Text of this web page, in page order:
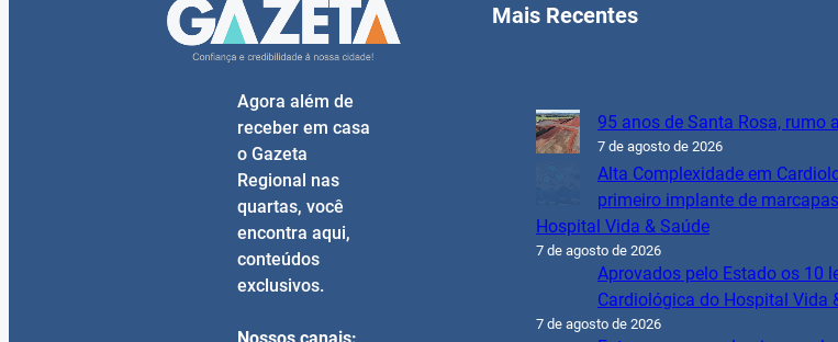
Agora além de
receber em casa
o Gazeta
Regional nas
quartas, você
encontra aqui,
conteúdos
exclusivos.
Mais Recentes
95 anos de Santa Rosa, rumo
7 de agosto de 2026
Alta Complexidade em
primeiro implante de
Hospital Vida & Saúde
7 de agosto de 2026
Aprovados pelo Estado os 10
Cardiológica do Hospital Vida
7 de agosto de 2026